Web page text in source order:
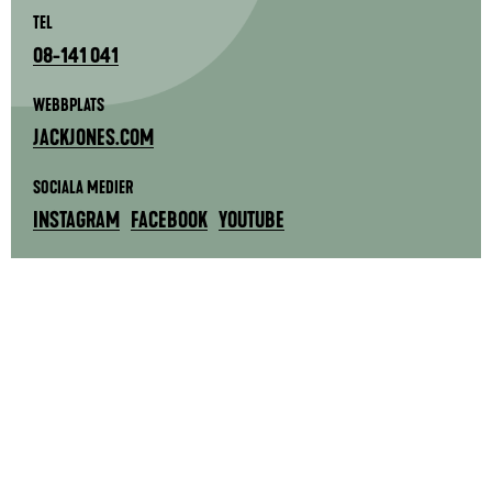
TEL
08-141 041
WEBBPLATS
JACKJONES.COM
SOCIALA MEDIER
INSTAGRAM FACEBOOK YOUTUBE